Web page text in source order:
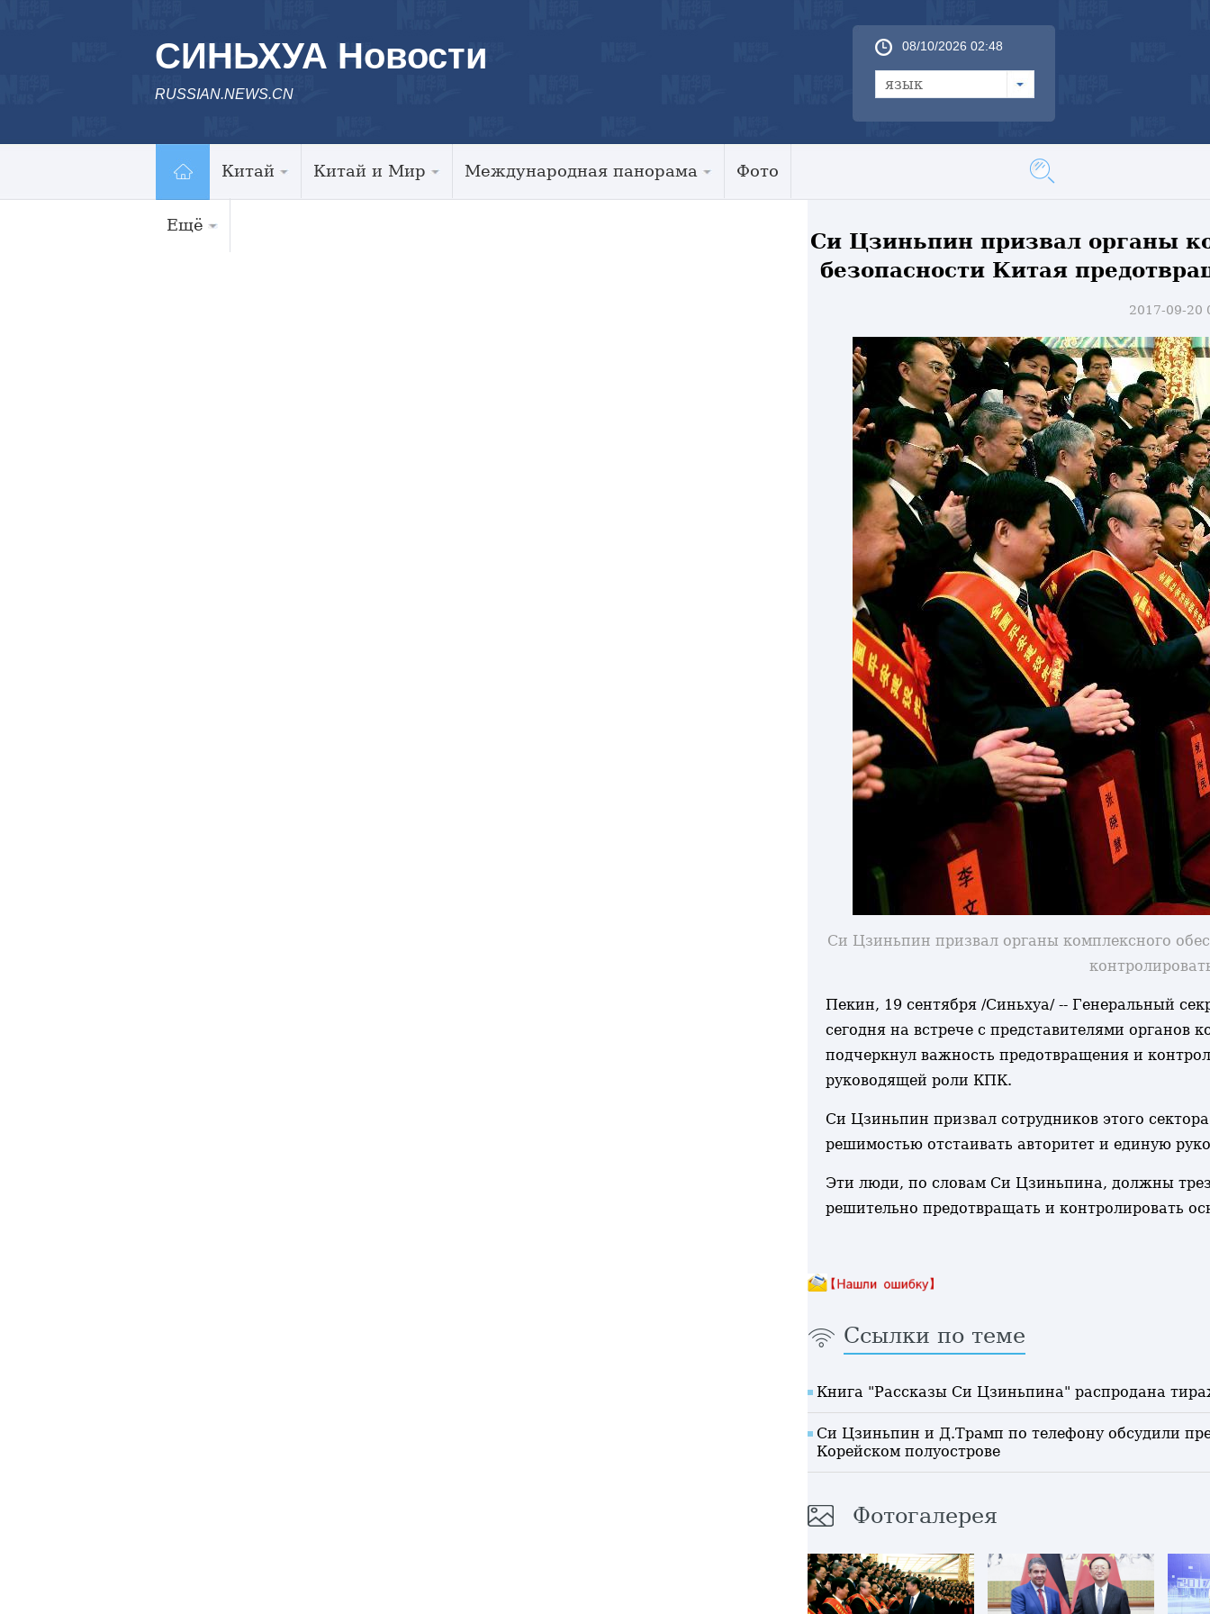
СИНЬХУА Новости
RUSSIAN.NEWS.CN
08/10/2026 02:48
язык
Китай Китай и Мир Международная панорама Фото
Ещё
Си Цзиньпин призвал органы
безопасности Китая
2017-09-20
Си Цзиньпин призвал органы комплексного
Пекин, 19 сентября /Синьхуа/ -- Генеральный
сегодня на встрече с представителями органов
подчеркнул важность предотвращения и
руководящей роли КПК.
Си Цзиньпин призвал сотрудников этого
решимостью отстаивать авторитет и единую
Эти люди, по словам Си Цзиньпина, должны
решительно предотвращать и контролировать
Ссылки по теме
Книга "Рассказы Си Цзиньпина" распродана
Си Цзиньпин и Д.Трамп по телефону обсудили
Корейском полуострове
Фотогалерея